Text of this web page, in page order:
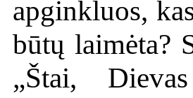
apginkluos,
būtų laimėta?
„Štai,